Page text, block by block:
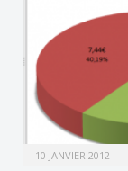
10 JANVIER 2012